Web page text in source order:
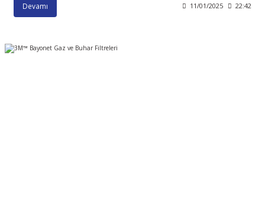
Devamı 11/01/2025 22:42